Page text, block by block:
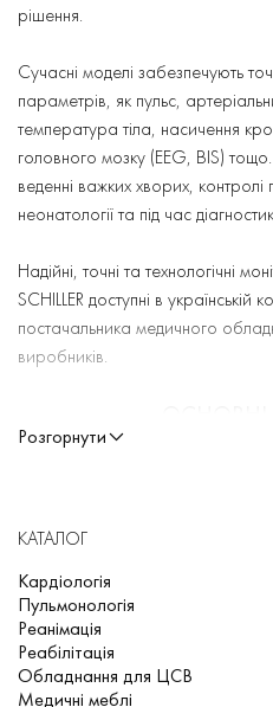
рішення.
Сучасні моделі забезпечують
параметрів, як пульс,
температура тіла, насичення
головного мозку (EEG, BIS)
веденні важких хворих,
неонатології та під час
Надійні, точні та технологічні
SCHILLER доступні в
постачальника медичного
виробників.
Неперервне вимірювання
(тиску, пульсу, температури,
Аналіз та інтерпретація
Генерація тривожних сигналів
Архівація та збереження
Розгорнути
КАТАЛОГ
Кардіологія
Пульмонологія
Реанімація
Реабілітація
Обладнання для ЦСВ
Медичні меблі